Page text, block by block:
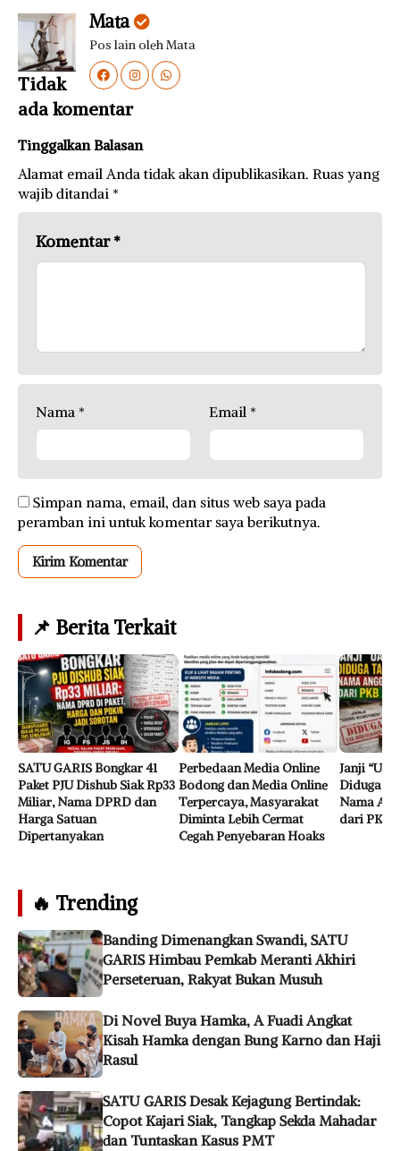
Mata
Pos lain oleh Mata
Tidak
ada komentar
Tinggalkan Balasan
Alamat email Anda tidak akan dipublikasikan. Ruas yang
wajib ditandai *
Komentar*
Nama * Email *
Simpan nama, email, dan situs web saya pada
peramban ini untuk komentar saya berikutnya.
📌 Berita Terkait
SATU GARIS Bongkar 41
Paket PJU Dishub Siak Rp33
Miliar, Nama DPRD dan
Harga Satuan
Dipertanyakan
Perbedaan Media Online
Bodong dan Media Online
Terpercaya, Masyarakat
Diminta Lebih Cermat
Cegah Penyebaran Hoaks
Janji
Diduga
Nama
dari PKB
🔥 Trending
Banding Dimenangkan Swandi, SATU
GARIS Himbau Pemkab Meranti Akhiri
Perseteruan, Rakyat Bukan Musuh
Di Novel Buya Hamka, A Fuadi Angkat
Kisah Hamka dengan Bung Karno dan Haji
Rasul
SATU GARIS Desak Kejagung Bertindak:
Copot Kajari Siak, Tangkap Sekda Mahadar
dan Tuntaskan Kasus PMT